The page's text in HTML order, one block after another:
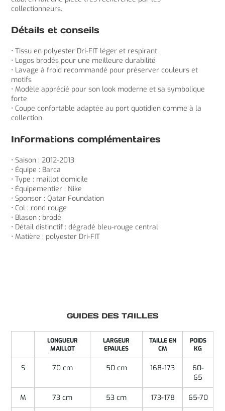
collectionneurs.
Détails et conseils
• Tissu en polyester Dri-FIT léger et respirant
• Logos brodés pour une meilleure durabilité
• Lavage à froid recommandé pour préserver couleurs et
motifs
• Modèle apprécié pour son look moderne et sa symbolique
forte
• Coupe confortable adaptée au port quotidien comme à la
collection
Informations complémentaires
• Saison : 2012-2013
• Équipe : Barca
• Type : maillot domicile
• Équipementier : Nike
• Sponsor : Qatar Foundation
• Col : rond rouge
• Blason : brodé
• Détail distinctif : dégradé bleu-rouge central
• Matière : polyester Dri-FIT
GUIDES DES TAILLES
LONGUEUR
MAILLOT
LARGEUR
EPAULES
TAILLE EN
CM
POIDS
KG
S 70 cm 50 cm 168-173
60-
65
M 73 cm 53 cm 173-178 65-70